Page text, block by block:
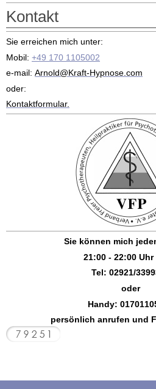
Kontakt
Sie erreichen mich unter:
Mobil: +49 170 1105002
e-mail: Arnold@Kraft-Hypnose.com
oder:
Kontaktformular.
Sie können mich
21:00 - 22:00
Tel: 02921/
oder
Handy:
persönlich anrufen und